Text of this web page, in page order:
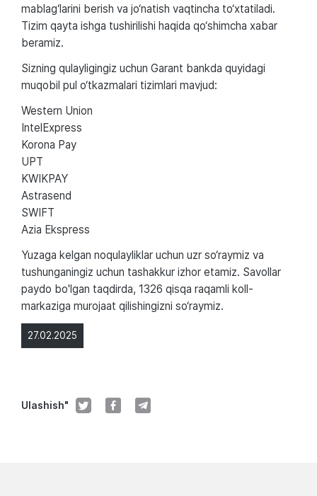
27.02.2025
Ulashish"
mablag‘larini berish va jo‘natish vaqtincha to‘xtatiladi.
Tizim qayta ishga tushirilishi haqida qo‘shimcha xabar
beramiz.
Sizning qulayligingiz uchun Garant bankda quyidagi
muqobil pul o‘tkazmalari tizimlari mavjud:
Western Union
IntelExpress
Korona Pay
UPT
KWIKPAY
Astrasend
SWIFT
Azia Ekspress
Yuzaga kelgan noqulayliklar uchun uzr so‘raymiz va
tushunganingiz uchun tashakkur izhor etamiz. Savollar
paydo bo'lgan taqdirda, 1326 qisqa raqamli koll-
markaziga murojaat qilishingizni so‘raymiz.